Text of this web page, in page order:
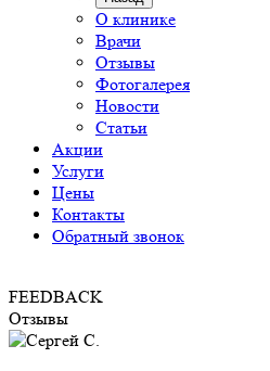
О клинике
Врачи
Отзывы
Фотогалерея
Новости
Статьи
Акции
Услуги
Цены
Контакты
Обратный звонок
FEEDBACK
Отзывы